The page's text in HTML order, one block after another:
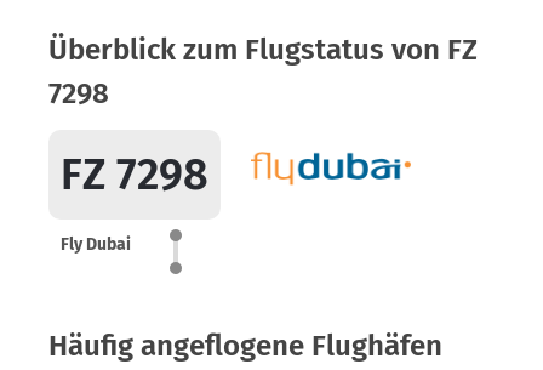
Überblick zum Flugstatus von FZ
7298
FZ 7298
Fly Dubai
Häufig angeflogene Flughäfen